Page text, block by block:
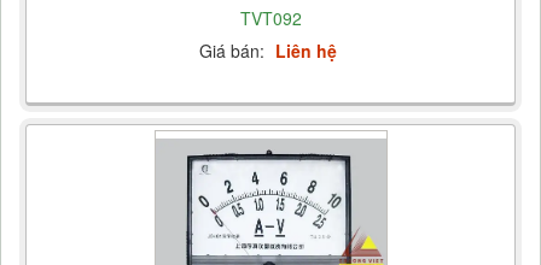
TVT092
Giá bán: Liên hệ